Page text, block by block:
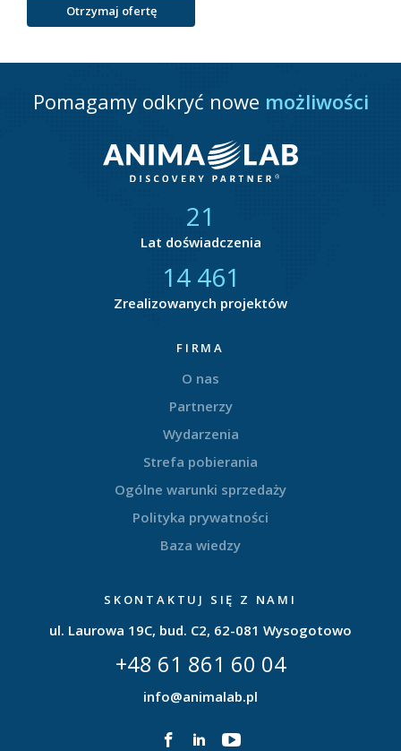
Otrzymaj ofertę
Pomagamy odkryć nowe możliwości
21
Lat doświadczenia
14 857
Zrealizowanych projektów
FIRMA
O nas
Partnerzy
Wydarzenia
Strefa pobierania
Ogólne warunki sprzedaży
Polityka prywatności
Baza wiedzy
SKONTAKTUJ SIĘ Z NAMI
ul. Laurowa 19C, bud. C2, 62-081 Wysogotowo
+48 61 861 60 04
info@animalab.pl